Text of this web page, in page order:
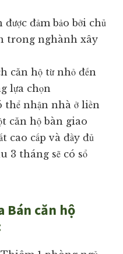
đảm bảo bởi chủ
trong nghành xây
căn hộ từ nhỏ đến
lựa chọn
thể nhận nhà ở liền
căn hộ bàn giao
cao cấp và đầy đủ
3 tháng sẽ có sổ
Bán căn hộ